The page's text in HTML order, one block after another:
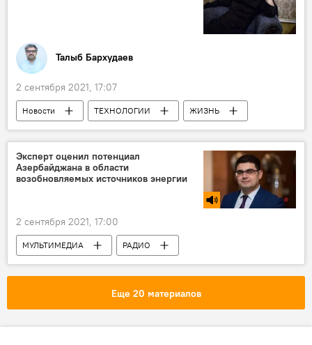
Талыб Бархудаев
2 сентября 2021, 17:07
Новости ТЕХНОЛОГИИ
ЖИЗНЬ
Новости мира
Эдвард Сноуден
разработки
Эксперт оценил потенциал
Азербайджана в области
возобновляемых источников энергии
2 сентября 2021, 17:00
МУЛЬТИМЕДИА
РАДИО
Экономика
Азербайджан Новости
Еще 20 материалов